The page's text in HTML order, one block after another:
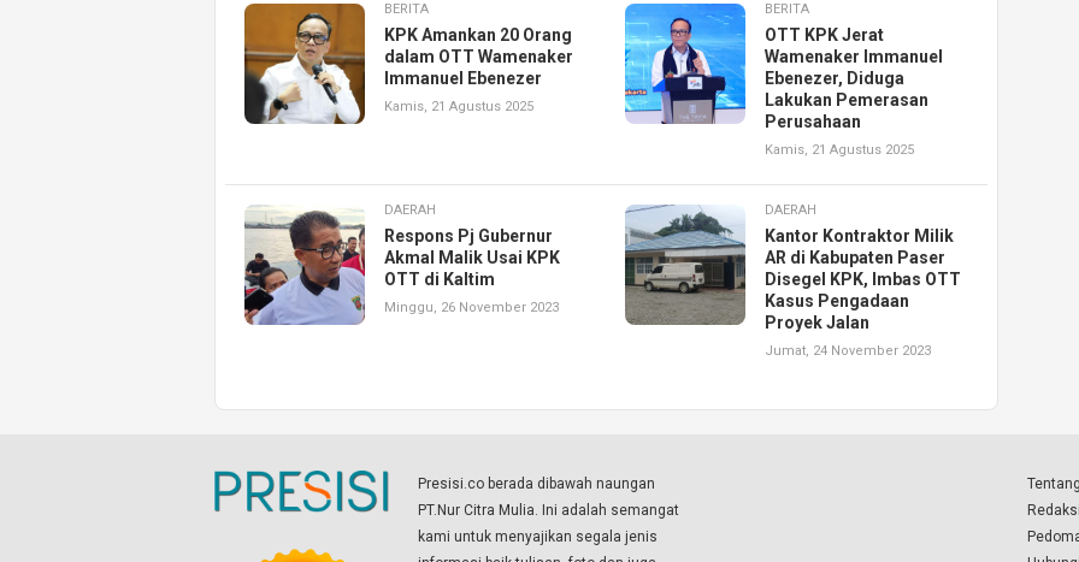
BERITA
KPK Amankan 20 Orang
dalam OTT Wamenaker
Immanuel Ebenezer
Kamis, 21 Agustus 2025
BERITA
OTT KPK Jerat
Wamenaker Immanuel
Ebenezer, Diduga
Lakukan Pemerasan
Perusahaan
Kamis, 21 Agustus 2025
DAERAH
Respons Pj Gubernur
Akmal Malik Usai KPK
OTT di Kaltim
Minggu, 26 November 2023
DAERAH
Kantor Kontraktor Milik
AR di Kabupaten Paser
Disegel KPK, Imbas OTT
Kasus Pengadaan
Proyek Jalan
Jumat, 24 November 2023
Presisi.co berada dibawah naungan
PT.Nur Citra Mulia. Ini adalah semangat
kami untuk menyajikan segala jenis
Redaksi